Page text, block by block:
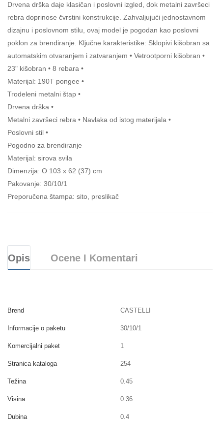
Drvena drška daje klasičan i poslovni izgled, dok metalni završeci
rebra doprinose čvrstini konstrukcije. Zahvaljujući jednostavnom
dizajnu i poslovnom stilu, ovaj model je pogodan kao poslovni
poklon za brendiranje. Ključne karakteristike: Sklopivi kišobran sa
automatskim otvaranjem i zatvaranjem • Vetrootporni kišobran •
23" kišobran • 8 rebara •
Materijal: 190T pongee •
Trodeleni metalni štap •
Drvena drška •
Metalni završeci rebra • Navlaka od istog materijala •
Poslovni stil •
Pogodno za brendiranje
Materijal: sirova svila
Dimenzija: O 103 x 62 (37) cm
Pakovanje: 30/10/1
Preporučena štampa: sito, preslikač
Opis Ocene I Komentari
Brend CASTELLI
Informacije o paketu 30/10/1
Komercijalni paket 1
Stranica kataloga 254
Težina 0.45
Visina 0.36
Dubina 0.4